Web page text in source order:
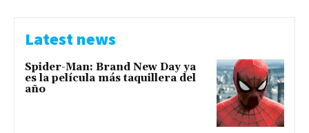
Latest news
Spider-Man: Brand New Day ya
es la película más taquillera del
año